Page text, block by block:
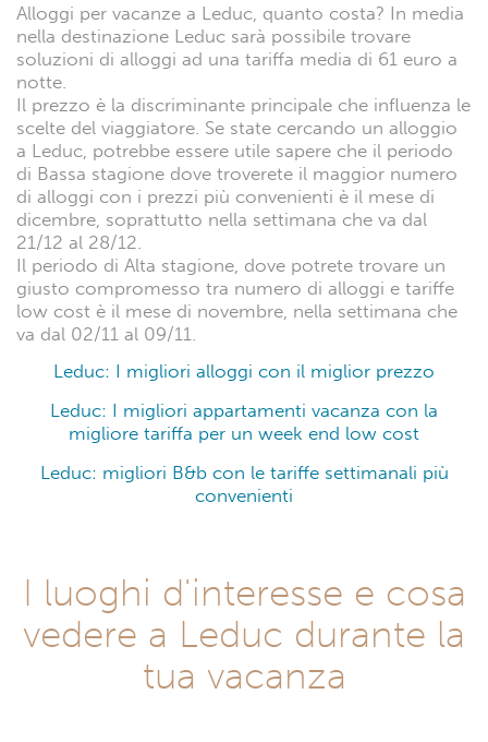
Alloggi per vacanze a Leduc, quanto costa? In media
nella destinazione Leduc sarà possibile trovare
soluzioni di alloggi ad una tariffa media di 61 euro a
notte.
Il prezzo è la discriminante principale che influenza le
scelte del viaggiatore. Se state cercando un alloggio
a Leduc, potrebbe essere utile sapere che il periodo
di Bassa stagione dove troverete il maggior numero
di alloggi con i prezzi più convenienti è il mese di
dicembre, soprattutto nella settimana che va dal
21/12 al 28/12.
Il periodo di Alta stagione, dove potrete trovare un
giusto compromesso tra numero di alloggi e tariffe
low cost è il mese di novembre, nella settimana che
va dal 02/11 al 09/11.
Leduc: I migliori alloggi con il miglior prezzo
Leduc: I migliori appartamenti vacanza con la
migliore tariffa per un week end low cost
Leduc: migliori B&b con le tariffe settimanali più
convenienti
I luoghi d'interesse e cosa
vedere a Leduc durante la
tua vacanza